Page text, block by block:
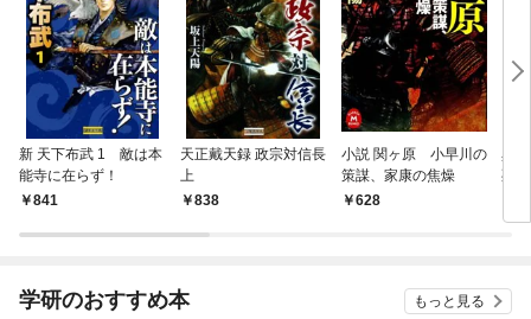
新 天下布武 1 敵は本
能寺に在らず！
841
天正戴天録 政宗対信長
上
838
小説 関ヶ原 小早川の
策謀、家康の焦燥
628
異
死す
学研のおすすめ本 もっと見る